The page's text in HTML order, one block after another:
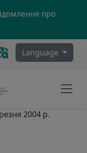
про
Language
2004 р.